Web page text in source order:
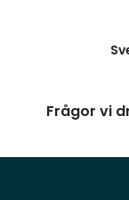
Frågor vi